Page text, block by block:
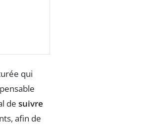
qui
de suivre
afin de